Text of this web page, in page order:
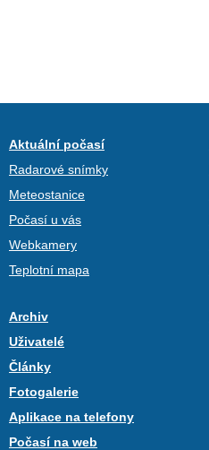
Aktuální počasí
Radarové snímky
Meteostanice
Počasí u vás
Webkamery
Teplotní mapa
Archiv
Uživatelé
Články
Fotogalerie
Aplikace na telefony
Počasí na web